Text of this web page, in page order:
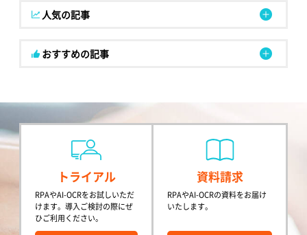
人気の記事
おすすめの記事
トライアル
RPAやAI-OCRをお試しいただ
けます。導入ご検討の際にぜ
ひご利用ください。
資料請求
RPAやAI-OCRの資料をお届け
いたします。